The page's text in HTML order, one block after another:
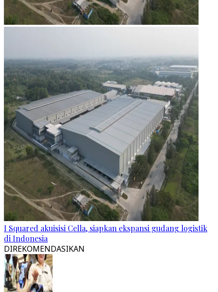
I Squared akuisisi Cella, siapkan ekspansi gudang logistik
di Indonesia
DIREKOMENDASIKAN